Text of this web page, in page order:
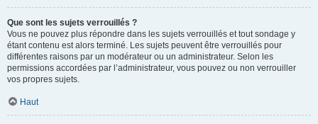
Que sont les sujets verrouillés ?
Vous ne pouvez plus répondre dans les sujets verrouillés et tout sondage y
étant contenu est alors terminé. Les sujets peuvent être verrouillés pour
différentes raisons par un modérateur ou un administrateur. Selon les
permissions accordées par l’administrateur, vous pouvez ou non verrouiller
vos propres sujets.
Haut